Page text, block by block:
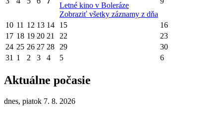
Letné kino v Boleráze
Zobraziť všetky záznamy z dňa
10 11 12 13 14 15
16
17 18 19 20 21 22
23
24 25 26 27 28 29
30
31 1 2 3 4 5 6
Aktuálne počasie
dnes, piatok 7. 8. 2026